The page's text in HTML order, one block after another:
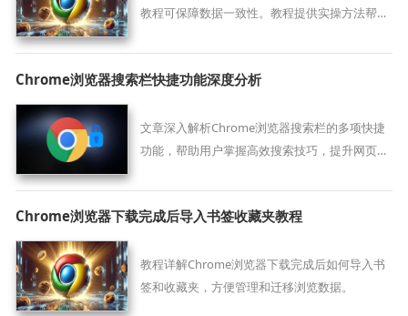
教程可保障数据一致性。教程提供实操方法帮助
性。
Chrome浏览器搜索栏快捷功能深度分析
文章深入解析Chrome浏览器搜索栏的多项快捷
功能，帮助用户掌握高效搜索技巧，提升网页搜
和使用。
Chrome浏览器下载完成后导入书签收藏夹教程
教程详解Chrome浏览器下载完成后如何导入书
签和收藏夹，方便管理和迁移浏览数据。